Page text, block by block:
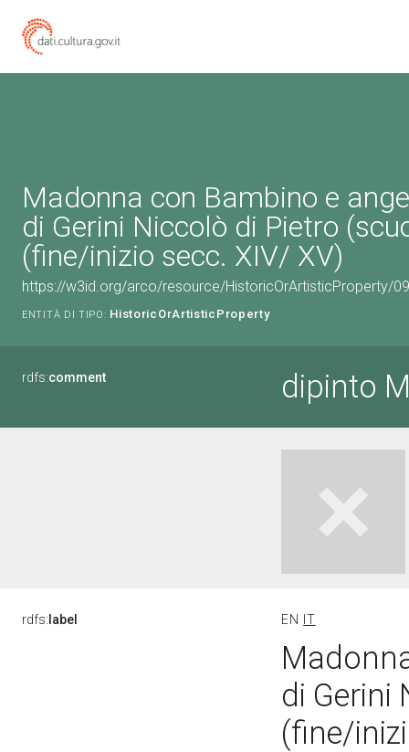
Madonna con Bambino e
di Gerini Niccolò di Pietro
(fine/inizio secc. XIV/ XV)
https://w3id.org/arco/resource/HistoricOrArtisticProperty/
ENTITÀ DI TIPO: HistoricOrArtisticProperty
rdfs:comment dipinto
rdfs: label EN IT
di Gerini
(fine/